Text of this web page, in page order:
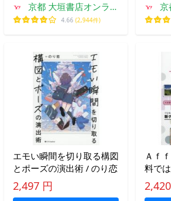
京都 大垣書店オンライ
ン
4.66 (2,944件)
京
エモい瞬間を切り取る構図
とポーズの演出術 / のり恋
2,497 円
Ａｆ
料で
ン編